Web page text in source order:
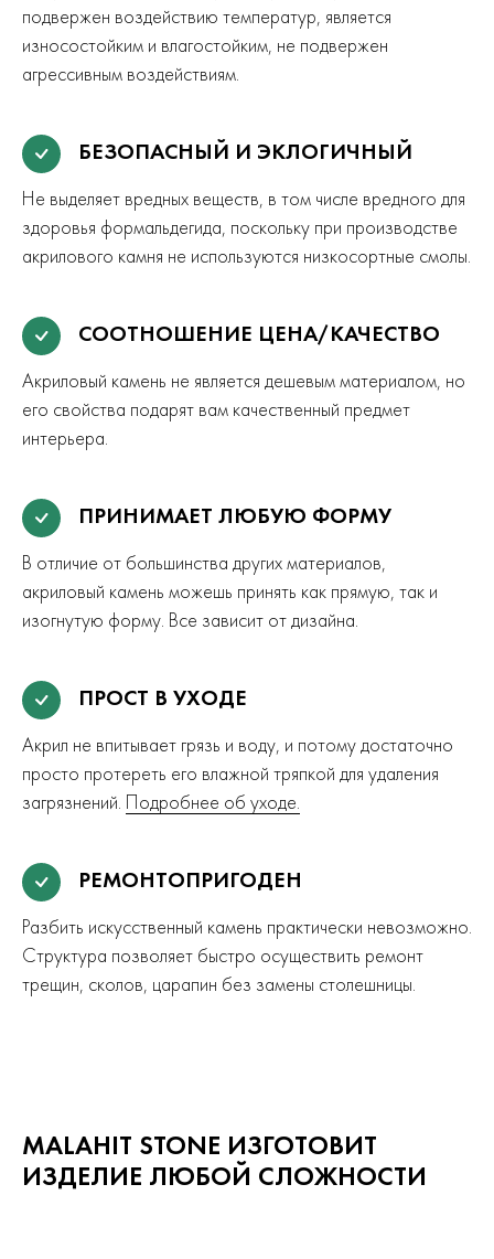
подвержен воздействию температур, является
износостойким и влагостойким, не подвержен
агрессивным воздействиям.
БЕЗОПАСНЫЙ И ЭКЛОГИЧНЫЙ
Не выделяет вредных веществ, в том числе вредного для
здоровья формальдегида, поскольку при производстве
акрилового камня не используются низкосортные смолы.
СООТНОШЕНИЕ ЦЕНА/КАЧЕСТВО
Акриловый камень не является дешевым материалом, но
его свойства подарят вам качественный предмет
интерьера.
ПРИНИМАЕТ ЛЮБУЮ ФОРМУ
В отличие от большинства других материалов,
акриловый камень можешь принять как прямую, так и
изогнутую форму. Все зависит от дизайна.
ПРОСТ В УХОДЕ
Акрил не впитывает грязь и воду, и потому достаточно
просто протереть его влажной тряпкой для удаления
загрязнений.
Подробнее об уходе.
РЕМОНТОПРИГОДЕН
Разбить искусственный камень практически невозможно.
Структура позволяет быстро осуществить ремонт
трещин, сколов, царапин без замены столешницы.
MALAHIT STONE ИЗГОТОВИТ
ИЗДЕЛИЕ ЛЮБОЙ СЛОЖНОСТИ